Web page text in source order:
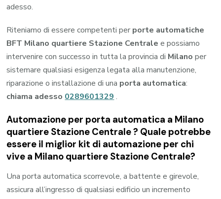
adesso.
Riteniamo di essere competenti per porte automatiche
BFT Milano quartiere Stazione Centrale e possiamo
intervenire con successo in tutta la provincia di Milanoper
sistemare qualsiasi esigenza legata alla manutenzione,
riparazione o installazione di una porta automatica:
chiama adesso0289601329.
Automazione per porta automatica a Milano
quartiere Stazione Centrale ? Quale potrebbe
essere il miglior kit di automazione per chi
vive a Milano quartiere Stazione Centrale?
Una porta automatica scorrevole, a battente e girevole,
assicura all’ingresso di qualsiasi edificio un incremento